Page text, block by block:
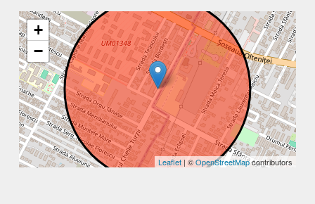
+
−
Leaflet | ©OpenStreetMapcontributors